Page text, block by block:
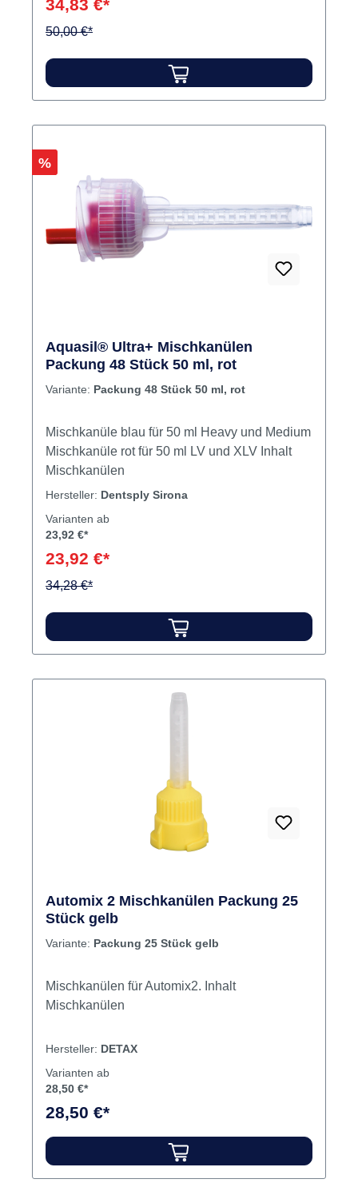
34,83 €*
50,00 €*
Rabatt
%
Aquasil® Ultra+ Mischkanülen
Packung 48 Stück 50 ml, rot
Variante: Packung 48 Stück 50 ml, rot
Mischkanüle blau für 50 ml Heavy und Medium
Mischkanüle rot für 50 ml LV und XLV Inhalt
Mischkanülen
Hersteller: Dentsply Sirona
Varianten ab
23,92 €*
23,92 €*
34,28 €*
Automix 2 Mischkanülen Packung 25
Stück gelb
Variante: Packung 25 Stück gelb
Mischkanülen für Automix2. Inhalt
Mischkanülen
Hersteller: DETAX
Varianten ab
28,50 €*
28,50 €*